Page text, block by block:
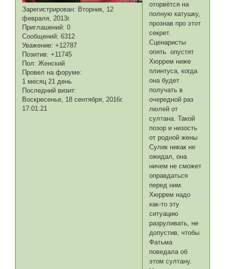
Зарегистрирован: Вторник, 12
февраля, 2013г.
Приглашений: 0
Сообщений: 6312
Уважение: +12787
Позитив: +11745
Пол: Женский
Провел на форуме:
1 месяц 21 день
Последний визит:
Воскресенье, 18 сентября, 2016г.
17:01:21
оторвётся на
полную катушку,
прознав про этот
секрет.
Сценаристы
опять опустят
Хюррем ниже
плинтуса, когда
она будет
получать в
очередной раз
люлей от
султана. Такой
позор и низость
от родной жены
Сулик никак не
ожидал, она
ничем не сможет
оправдаться
перед ним.
Хюррем надо
как-то эту
ситуацию
разруливать, не
допустив, чтобы
Фатьма
поведала об
этом султану.